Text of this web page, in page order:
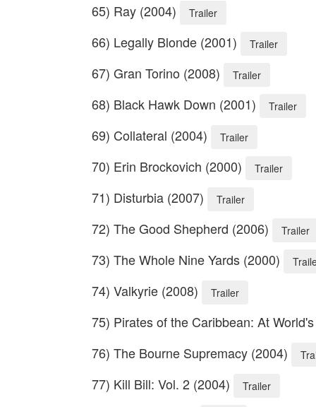
65) Ray (2004) Trailer
66) Legally Blonde (2001) Trailer
67) Gran Torino (2008) Trailer
68) Black Hawk Down (2001) Trailer
69) Collateral (2004) Trailer
70) Erin Brockovich (2000) Trailer
71) Disturbia (2007) Trailer
72) The Good Shepherd (2006) Trailer
73) The Whole Nine Yards (2000)
74) Valkyrie (2008) Trailer
75) Pirates of the Caribbean: At
76) The Bourne Supremacy (2004)
77) Kill Bill: Vol. 2 (2004) Trailer